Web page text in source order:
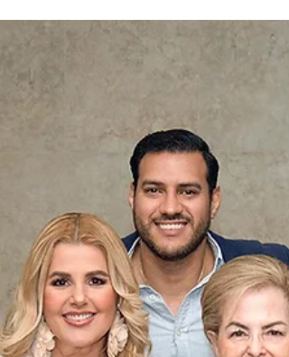
en la parroquia San Pedro y San Pablo,
acompañados de sus orgullosos padres Miguel
Moreno